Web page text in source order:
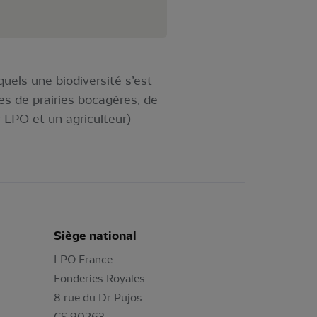
une biodiversité s’est
de prairies bocagères, de
et un agriculteur)
Siège national
LPO France
Fonderies Royales
8 rue du Dr Pujos